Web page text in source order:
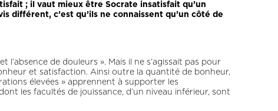
; il vaut mieux être Socrate insatisfait qu’un
différent, c’est qu’ils ne connaissent qu’un côté de
de douleurs ». Mais il ne s’agissait pas pour
et satisfaction. Ainsi outre la quantité de bonheur,
élevées » apprennent à supporter les
les facultés de jouissance, d’un niveau inférieur, sont